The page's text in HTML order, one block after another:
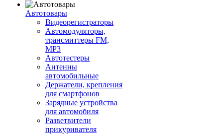
Автотовары
Видеорегистраторы
Автомодуляторы,
трансмиттеры FM,
MP3
Автотестеры
Антенны
автомобильные
Держатели, крепления
для смартфонов
Зарядные устройства
для автомобиля
Разветвители
прикуривателя